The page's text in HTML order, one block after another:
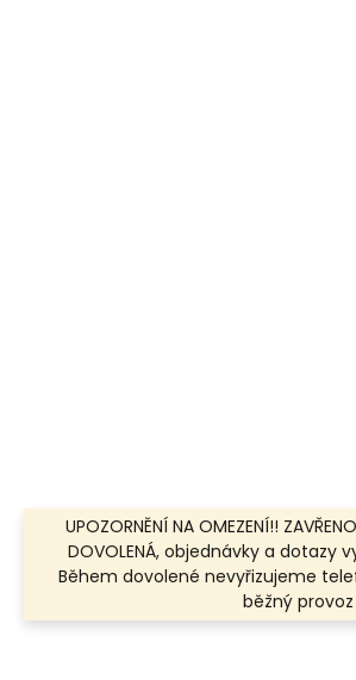
UPOZORNĚNÍ NA OMEZENÍ!!
DOVOLENÁ, objednávky a dotazy
Během dovolené nevyřizujeme
běžný provoz